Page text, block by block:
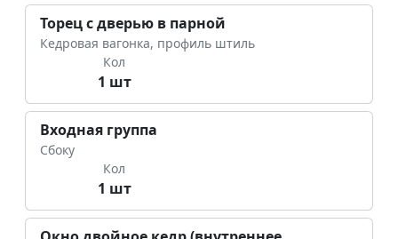
Торец с дверью в парной
Кедровая вагонка, профиль штиль
Кол
1 шт
Входная группа
Сбоку
Кол
1 шт